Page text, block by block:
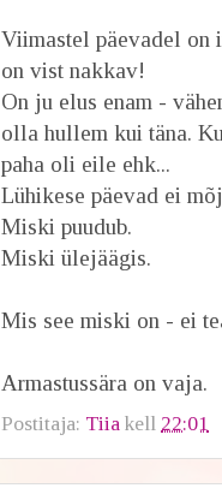
Viimastel päevadel on
on vist nakkav!
On ju elus enam -
olla hullem kui täna.
paha oli eile ehk...
Lühikese päevad ei
Miski puudub.
Miski ülejäägis.
Mis see miski on - ei
Armastussära on vaja.
Postitaja: Tiia kell 22:01